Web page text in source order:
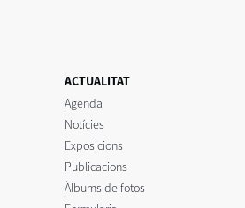
ACTUALITAT
Agenda
Notícies
Exposicions
Publicacions
Àlbums de fotos